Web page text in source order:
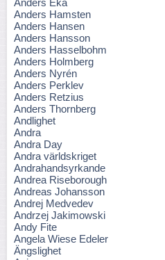
Anders Eka
Anders Hamsten
Anders Hansen
Anders Hansson
Anders Hasselbohm
Anders Holmberg
Anders Nyrén
Anders Perklev
Anders Retzius
Anders Thornberg
Andlighet
Andra
Andra Day
Andra världskriget
Andrahandsyrkande
Andrea Riseborough
Andreas Johansson
Andrej Medvedev
Andrzej Jakimowski
Andy Fite
Angela Wiese Edeler
Ängslighet